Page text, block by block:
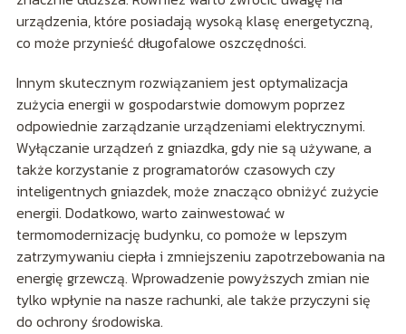
urządzenia, które posiadają wysoką klasę energetyczną,
co może przynieść długofalowe oszczędności.
Innym skutecznym rozwiązaniem jest optymalizacja
zużycia energii w gospodarstwie domowym poprzez
odpowiednie zarządzanie urządzeniami elektrycznymi.
Wyłączanie urządzeń z gniazdka, gdy nie są używane, a
także korzystanie z programatorów czasowych czy
inteligentnych gniazdek, może znacząco obniżyć zużycie
energii. Dodatkowo, warto zainwestować w
termomodernizację budynku, co pomoże w lepszym
zatrzymywaniu ciepła i zmniejszeniu zapotrzebowania na
energię grzewczą. Wprowadzenie powyższych zmian nie
tylko wpłynie na nasze rachunki, ale także przyczyni się
do ochrony środowiska.